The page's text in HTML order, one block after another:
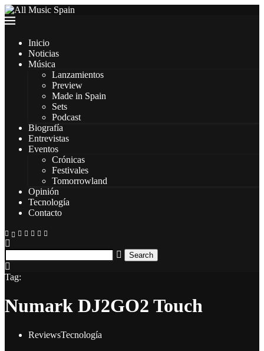
Inicio
Noticias
Música
Lanzamientos
Preview
Made in Spain
Sets
Podcast
Biografía
Entrevistas
Eventos
Crónicas
Festivales
Tomorrowland
Opinión
Tecnología
Contacto
Search
Tag:
Numark DJ2GO2 Touch
ReviewsTecnología